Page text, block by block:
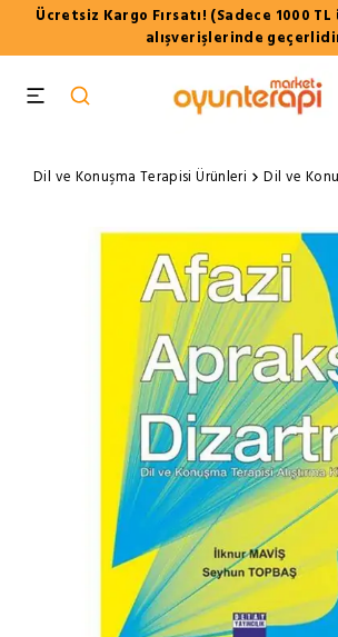
Ücretsiz Kargo Fırsatı! (Sadece 1000
alışverişlerinde
Dil ve Konuşma Terapisi Ürünleri Dil ve